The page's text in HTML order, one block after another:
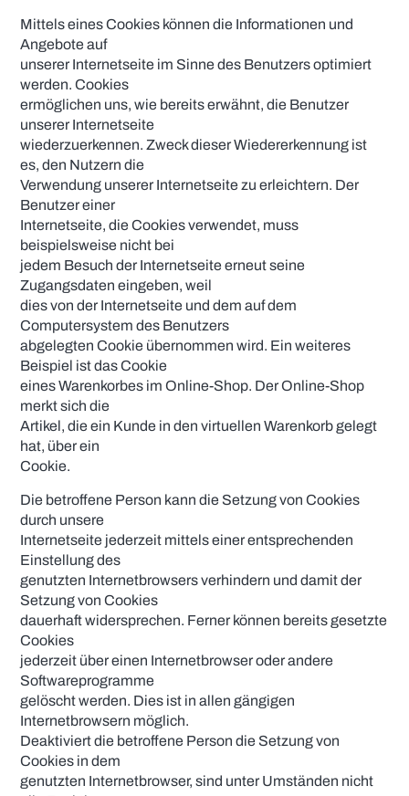
Mittels eines Cookies können die Informationen und
Angebote auf
unserer Internetseite im Sinne des Benutzers optimiert
werden. Cookies
ermöglichen uns, wie bereits erwähnt, die Benutzer
unserer Internetseite
wiederzuerkennen. Zweck dieser Wiedererkennung ist
es, den Nutzern die
Verwendung unserer Internetseite zu erleichtern. Der
Benutzer einer
Internetseite, die Cookies verwendet, muss
beispielsweise nicht bei
jedem Besuch der Internetseite erneut seine
Zugangsdaten eingeben, weil
dies von der Internetseite und dem auf dem
Computersystem des Benutzers
abgelegten Cookie übernommen wird. Ein weiteres
Beispiel ist das Cookie
eines Warenkorbes im Online-Shop. Der Online-Shop
merkt sich die
Artikel, die ein Kunde in den virtuellen Warenkorb gelegt
hat, über ein
Cookie.
Die betroffene Person kann die Setzung von Cookies
durch unsere
Internetseite jederzeit mittels einer entsprechenden
Einstellung des
genutzten Internetbrowsers verhindern und damit der
Setzung von Cookies
dauerhaft widersprechen. Ferner können bereits gesetzte
Cookies
jederzeit über einen Internetbrowser oder andere
Softwareprogramme
gelöscht werden. Dies ist in allen gängigen
Internetbrowsern möglich.
Deaktiviert die betroffene Person die Setzung von
Cookies in dem
genutzten Internetbrowser, sind unter Umständen nicht